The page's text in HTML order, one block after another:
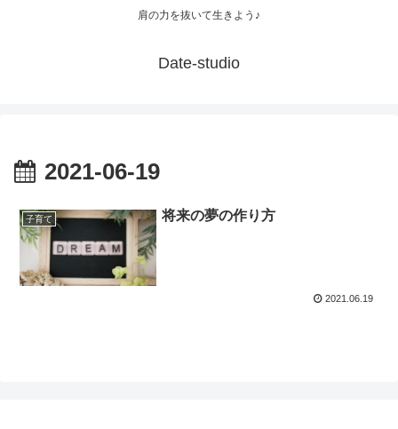
肩の力を抜いて生きよう♪
Date-studio
2021-06-19
子育て 将来の夢の作り方
2021.06.19